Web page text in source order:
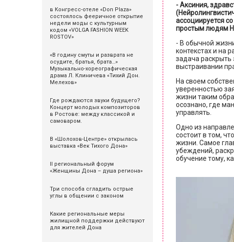
в Конгресс-отеле «Don Plaza»
состоялось фееричное открытие
недели моды с культурным
кодом «VOLGA FASHION WEEK
ROSTOV»
«В годину смуты и разврата не
осудите, братья, брата…»
Музыкально-хореографическая
драма Л. Клиничева «Тихий Дон.
Мелехов»
Где рождаются звуки будущего?
Концерт молодых композиторов
в Ростове: между классикой и
самоваром.
В «Шолохов-Центре» открылась
выставка «Век Тихого Дона»
II региональный форум
«Женщины Дона – душа региона»
Три способа сгладить острые
углы в общении с законом
Какие региональные меры
жилищной поддержки действуют
для жителей Дона
- Аксиния,
(
ассоциируется
простым людям
- В обычной
контекстах и на
задача раскрыть
выстраивании
На своем
уверенностью
жизни таким
осознано, где
управлять.
Одно из
состоит в том,
жизни. Самое
убеждений,
обучение тому,